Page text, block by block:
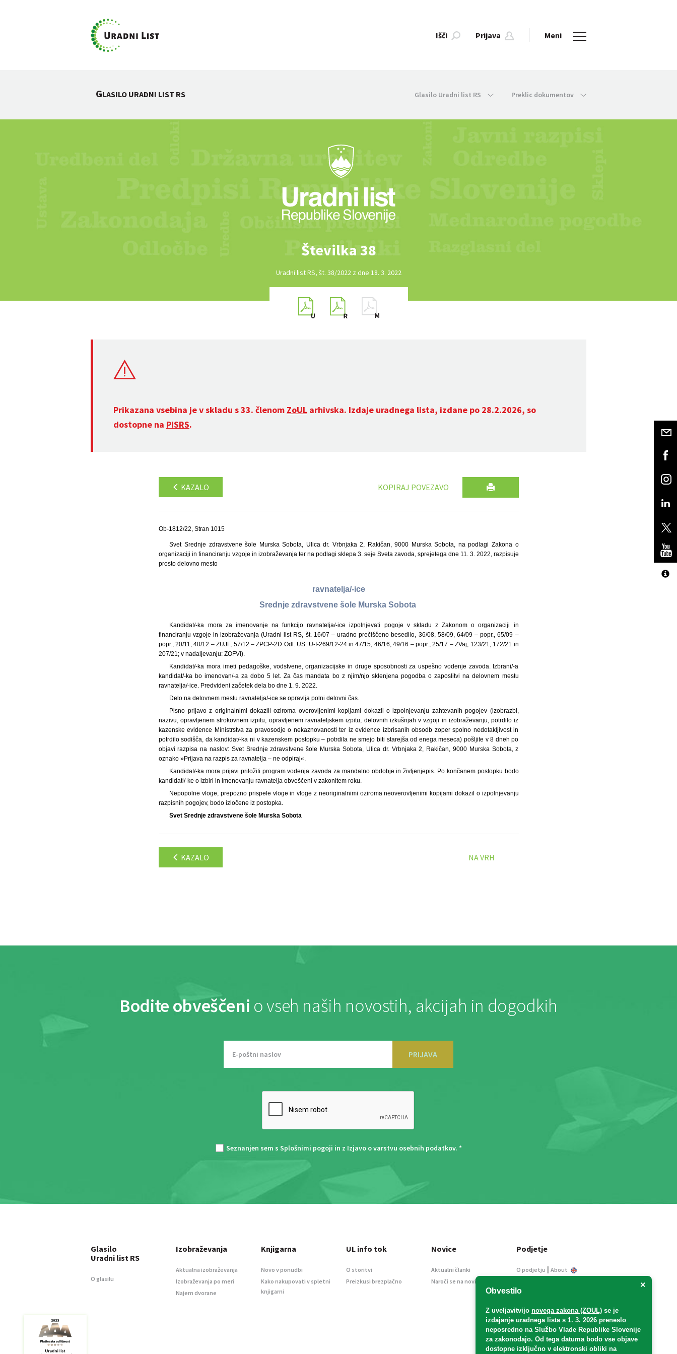
Išči Prijava Meni
GLASILO URADNI LIST RS Glasilo Uradni list RS Preklic dokumentov
Številka 38
Uradni list RS, št. 38/2022 z dne 18. 3. 2022
Prikazana vsebina je v skladu s 33. členom ZoUL arhivska. Izdaje uradnega lista, izdane po 28.2.2026, so
dostopne na PISRS.
KAZALO KOPIRAJ POVEZAVO
Ob-1812/22, Stran 1015
Svet Srednje zdravstvene šole Murska Sobota, Ulica dr. Vrbnjaka 2, Rakičan, 9000 Murska Sobota, na podlagi Zakona o
organizaciji in financiranju vzgoje in izobraževanja ter na podlagi sklepa 3. seje Sveta zavoda, sprejetega dne 11. 3. 2022, razpisuje
prosto delovno mesto
ravnatelja/-ice
Srednje zdravstvene šole Murska Sobota
Kandidat/-ka mora za imenovanje na funkcijo ravnatelja/-ice izpolnjevati pogoje v skladu z Zakonom o organizaciji in
financiranju vzgoje in izobraževanja (Uradni list RS, št. 16/07 – uradno prečiščeno besedilo, 36/08, 58/09, 64/09 – popr., 65/09 –
popr., 20/11, 40/12 – ZUJF, 57/12 – ZPCP-2D Odl. US: U-I-269/12-24 in 47/15, 46/16, 49/16 – popr., 25/17 – ZVaj, 123/21, 172/21 in
207/21; v nadaljevanju: ZOFVI).
Kandidat/-ka mora imeti pedagoške, vodstvene, organizacijske in druge sposobnosti za uspešno vodenje zavoda. Izbrani/-a
kandidat/-ka bo imenovan/-a za dobo 5 let. Za čas mandata bo z njim/njo sklenjena pogodba o zaposlitvi na delovnem mestu
ravnatelja/-ice. Predvideni začetek dela bo dne 1. 9. 2022.
Delo na delovnem mestu ravnatelja/-ice se opravlja polni delovni čas.
Pisno prijavo z originalnimi dokazili oziroma overovljenimi kopijami dokazil o izpolnjevanju zahtevanih pogojev (izobrazbi,
nazivu, opravljenem strokovnem izpitu, opravljenem ravnateljskem izpitu, delovnih izkušnjah v vzgoji in izobraževanju, potrdilo iz
kazenske evidence Ministrstva za pravosodje o nekaznovanosti ter iz evidence izbrisanih obsodb zoper spolno nedotakljivost in
potrdilo sodišča, da kandidat/-ka ni v kazenskem postopku – potrdila ne smejo biti starejša od enega meseca) pošljite v 8 dneh po
objavi razpisa na naslov: Svet Srednje zdravstvene šole Murska Sobota, Ulica dr. Vrbnjaka 2, Rakičan, 9000 Murska Sobota, z
oznako »Prijava na razpis za ravnatelja – ne odpiraj«.
Kandidat/-ka mora prijavi priložiti program vodenja zavoda za mandatno obdobje in življenjepis. Po končanem postopku bodo
kandidati/-ke o izbiri in imenovanju ravnatelja obveščeni v zakonitem roku.
Nepopolne vloge, prepozno prispele vloge in vloge z neoriginalnimi oziroma neoverovljenimi kopijami dokazil o izpolnjevanju
razpisnih pogojev, bodo izločene iz postopka.
Svet Srednje zdravstvene šole Murska Sobota
KAZALO NA VRH
Bodite obveščeni o vseh naših novostih, akcijah in dogodkih
PRIJAVA
Seznanjen sem s Splošnimi pogoji in z Izjavo o varstvu osebnih podatkov. *
×
Obvestilo
Z uveljavitvijo novega zakona (ZOUL) se je
izdajanje uradnega lista s 1. 3. 2026 preneslo
neposredno na Službo Vlade Republike Slovenije
za zakonodajo. Od tega datuma bodo vse objave
dostopne izključno v elektronski obliki na
Glasilo
Uradni list RS
O glasilu
Izobraževanja
Aktualna izobraževanja
Izobraževanja po meri
Najem dvorane
Knjigarna
Novo v ponudbi
Kako nakupovati v spletni
knjigarni
UL info tok
O storitvi
Preizkusi brezplačno
Novice
Aktualni članki
Naroči se na novice
Podjetje
O podjetju | About
Informacije javnega
Oglaševanje
Splošni pogoji
Izjava o varstvu osebnih
podatkov